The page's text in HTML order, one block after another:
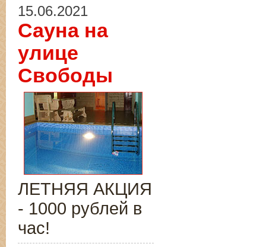
15.06.2021
Сауна на
улице
Свободы
ЛЕТНЯЯ АКЦИЯ
- 1000 рублей в
час!